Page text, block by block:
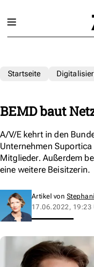
Startseite
BEMD baut
A/V/E kehrt in den
Unternehmen
Mitglieder. Außerdem
eine weitere Beisitzerin.
Artikel von
17.06.2022, 19:23